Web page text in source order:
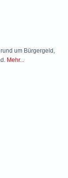
um Bürgergeld,
Mehr...